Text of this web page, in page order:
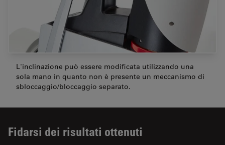
L'inclinazione può essere modificata utilizzando una
sola mano in quanto non è presente un meccanismo di
sbloccaggio/bloccaggio separato.
Fidarsi dei risultati ottenuti